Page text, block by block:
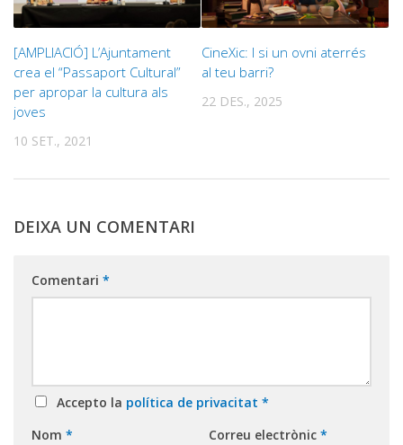
[AMPLIACIÓ] L’Ajuntament
crea el “Passaport Cultural”
per apropar la cultura als
joves
10 SET., 2021
CineXic: I si un ovni aterrés
al teu barri?
22 DES., 2025
DEIXA UN COMENTARI
Comentari *
Accepto la política de privacitat *
Nom * Correu electrònic *